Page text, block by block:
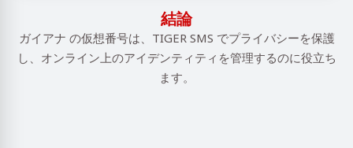
結論
ガイアナ の仮想番号は、TIGER SMS でプライバシーを保護
し、オンライン上のアイデンティティを管理するのに役立ち
ます。